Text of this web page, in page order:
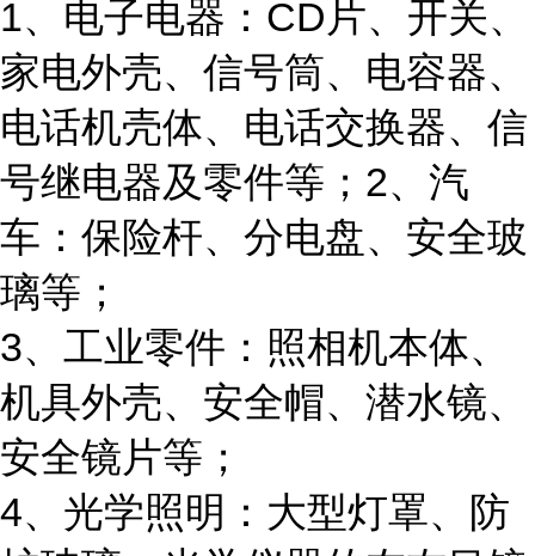
1、电子电器：CD片、开关、
家电外壳、信号筒、电容器、
电话机壳体、电话交换器、信
号继电器及零件等；2、汽
车：保险杆、分电盘、安全玻
璃等；
3、工业零件：照相机本体、
机具外壳、安全帽、潜水镜、
安全镜片等；
4、光学照明：大型灯罩、防